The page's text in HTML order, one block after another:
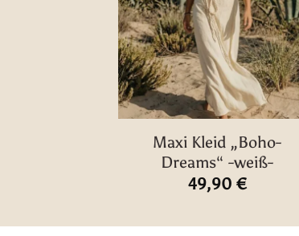
Maxi Kleid „Boho-
Dreams“ -weiß-
49,90 €